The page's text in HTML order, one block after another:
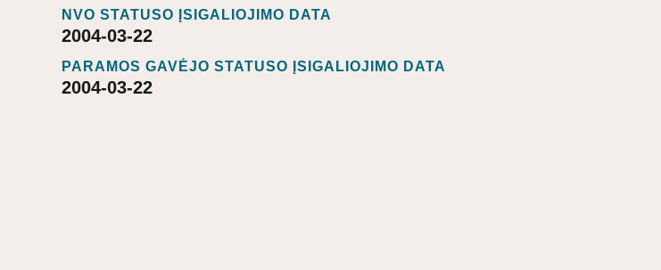
NVO STATUSO ĮSIGALIOJIMO DATA
2004-03-22
PARAMOS GAVĖJO STATUSO ĮSIGALIOJIMO DATA
2004-03-22